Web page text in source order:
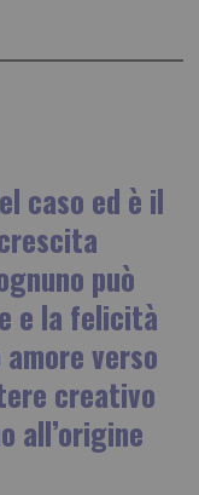
caso ed è il
può
e la felicità
verso
creativo
all’origine